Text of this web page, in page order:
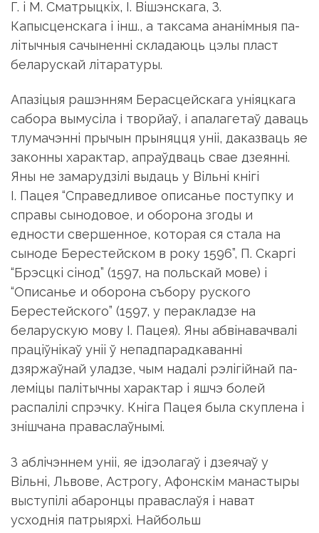
Г. i М. Смат­рыцкiх, I. Вiшэнскага, З.
Капысценскага i iнш., а таксама ананiмныя па­
лiтычныя сачыненнi складаюць цэлы пласт
беларускай лi­та­ра­туры.
Апазiцыя рашэнням Берасцейскага унiяцкага
сабора вымусiла і творйаў, і апалагетаў даваць
тлумачэннi прычын прыняцця унii, даказваць яе
законны характар, апраўдваць свае дзеяннi.
Яны не за­марудзiлi выдаць у Вiльнi кнiгi
I. Пацея “Справедливое описанье поступку и
справы сынодовое, и оборона згоды и
едности свершенное, которая ся стала на
сыноде Берестейском в року 1596”, П. Скаргi
“Брэсцкi сiнод” (1597, на польскай мове) i
“Описанье и оборона събору руского
Берестейского” (1597, у перакладзе на
беларускую мову I. Пацея). Яны абвiнавачвалi
працiўнiкаў унii ў непадпарадкаваннi
дзяржаўнай уладзе, чым надалi рэлiгiйнай па­
лемiцы палiтычны характар i яшчэ болей
распалiлi спрэчку. Кнiга Пацея была скуплена i
знiшчана пра­васлаўнымi.
З аблiчэннем унii, яе iдэолагаў i дзеячаў у
Вiльнi, Львове, Астрогу, Афонскiм манастыры
выступiлi абаронцы праваслаўя i нават
усходнiя патрыярхi. Найбольш